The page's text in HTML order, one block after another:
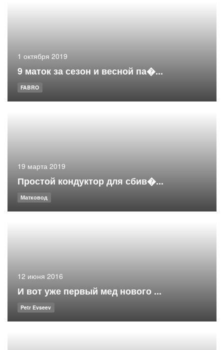
1 октября 2019
9 маток за сезон и весной па�...
FABRO
19 марта 2019
Простой кондуктор для сбив�...
Матковод
12 июня 2016
И вот уже первый мед нового ...
Petr Evseev